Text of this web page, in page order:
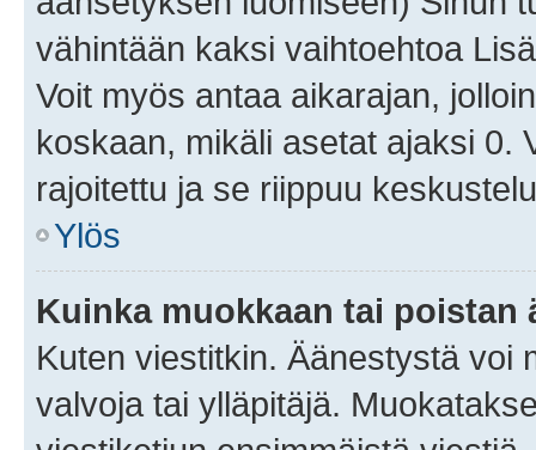
vähintään kaksi vaihtoehtoa
Voit myös antaa aikarajan,
koskaan, mikäli asetat ajaksi 0.
rajoitettu ja se riippuu
Ylös
Kuinka muokkaan tai poistan
Kuten viestitkin. Äänestystä voi
valvoja tai ylläpitäjä.